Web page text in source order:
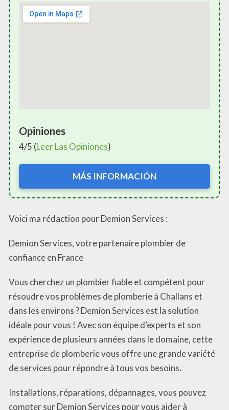
Opiniones
4/5 (Leer Las Opiniones)
MÁS INFORMACIÓN
Voici ma rédaction pour Demion Services :
Demion Services, votre partenaire plombier de
confiance en France
Vous cherchez un plombier fiable et compétent pour
résoudre vos problèmes de plomberie à Challans et
dans les environs ? Demion Services est la solution
idéale pour vous ! Avec son équipe d’experts et son
expérience de plusieurs années dans le domaine, cette
entreprise de plomberie vous offre une grande variété
de services pour répondre à tous vos besoins.
Installations, réparations, dépannages, vous pouvez
compter sur Demion Services pour vous aider à